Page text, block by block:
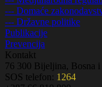
--- Domaće
--- Državne politike
Publikacije
Prevencija
Kontakt
76 300 Bijeljina, Bosna
SOS telefon: 1264